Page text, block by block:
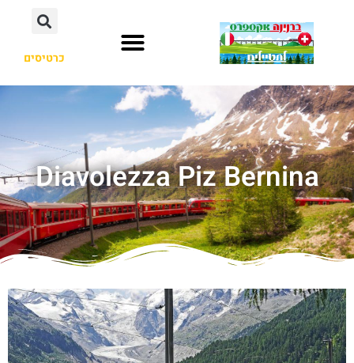
כרטיסים
Diavolezza Piz Bernina